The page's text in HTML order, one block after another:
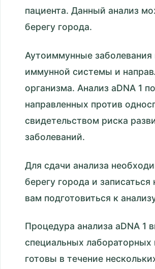
пациента. Данный анализ
берегу города.
Аутоиммунные заболевания
иммунной системы и
организма. Анализ aDNA 1
направленных против
свидетельством риска
заболеваний.
Для сдачи анализа
берегу города и
вам подготовиться к
Процедура анализа aDNA 1
специальных лабораторных
готовы в течение